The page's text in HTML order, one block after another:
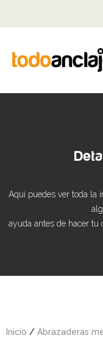
Aquí puedes ver toda la
ayuda antes de hacer tu
Inicio / Abrazaderas